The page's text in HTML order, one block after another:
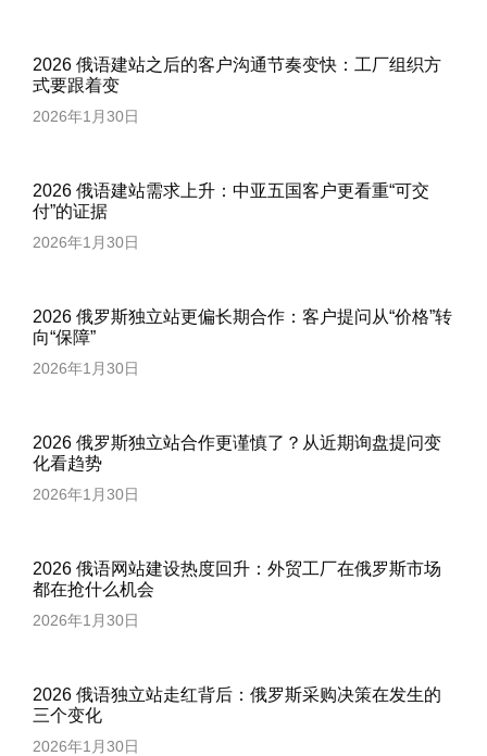
2026 俄语建站之后的客户沟通节奏变快：工厂组织方
式要跟着变
2026年1月30日
2026 俄语建站需求上升：中亚五国客户更看重“可交
付”的证据
2026年1月30日
2026 俄罗斯独立站更偏长期合作：客户提问从“价格”转
向“保障”
2026年1月30日
2026 俄罗斯独立站合作更谨慎了？从近期询盘提问变
化看趋势
2026年1月30日
2026 俄语网站建设热度回升：外贸工厂在俄罗斯市场
都在抢什么机会
2026年1月30日
2026 俄语独立站走红背后：俄罗斯采购决策在发生的
三个变化
2026年1月30日